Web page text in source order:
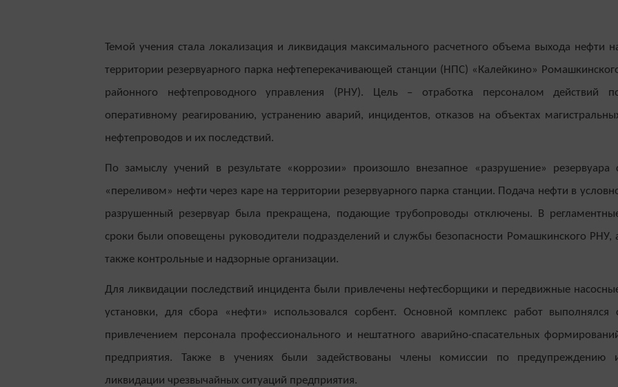
Темой учения стала локализация и ликвидация максимального расчетного объема выхода нефти
территории резервуарного парка нефтеперекачивающей станции (НПС) «Калейкино»
районного нефтепроводного управления (РНУ). Цель – отработка персоналом действий
оперативному реагированию, устранению аварий, инцидентов, отказов на объектах
нефтепроводов и их последствий.
По замыслу учений в результате «коррозии» произошло внезапное «разрушение» резервуара
«переливом» нефти через каре на территории резервуарного парка станции. Подача нефти в
разрушенный резервуар была прекращена, подающие трубопроводы отключены. В
сроки были оповещены руководители подразделений и службы безопасности Ромашкинского РНУ,
также контрольные и надзорные организации.
Для ликвидации последствий инцидента были привлечены нефтесборщики и передвижные
установки, для сбора «нефти» использовался сорбент. Основной комплекс работ выполнялся
привлечением персонала профессионального и нештатного аварийно-спасательных
предприятия. Также в учениях были задействованы члены комиссии по предупреждению
ликвидации чрезвычайных ситуаций предприятия.